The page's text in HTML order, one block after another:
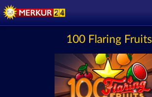
100 Flaring Fruits